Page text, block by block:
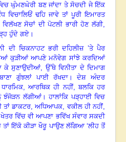
ਘੁੰਮਣਘੇਰੀ ਬਣ ਜਾਂਦਾ ਤੇ ਸੋਚਦੀ ਜੇ ਇੱਕ
ਵਿਚਾਲਿਓਂ ਢਹਿ ਜਾਵੇ ਤਾਂ ਪੂਰੀ ਇਮਾਰਤ
ਵਿਲੱਖਣ ਸੋਚਾਂ ਦੀ ਪੋਟਲੀ ਭਾਰੀ ਹੋਣ ਲੱਗੀ,
ਹੁੰਦੇ ਗਏ ।
ਚਿਕਨਾਹਟ ਭਰੀ ਦਹਿਲੀਜ਼ ’ਤੇ ਪੈਰ
ਕੁੜੀਆਂ ਆਪਣੇ ਮਨੋਵੇਗ ਸਾਂਝੇ ਕਰਦਿਆਂ
ਕੇ ਸੁਣਾਉਦੀਆਂ, ਉੱਥੇ ਵਿਨੀਤਾ ਦੇ ਦਿਮਾਗ
ਗੁੰਝਲਾਂ ਪਾਈ ਰੱਖਦਾ।ਦੇਸ਼ ਅੰਦਰ
ਧਾਰਮਿਕ, ਆਰਥਿਕ ਹੀ ਨਹੀਂ, ਬਲਕਿ ਹਰ
ਝੰਜੋੜਨ ਲੱਗੀਆਂ।ਹਾਲਾਂਕਿ ਪੜ੍ਹਾਈ ਵਿਚ
ਤਾਂ ਡਾਕਟਰ,ਅਧਿਆਪਕ, ਵਕੀਲ ਹੀ ਨਹੀਂ,
ਵਿੱਚ ਵੀ ਆਪਣਾ ਭਵਿੱਖ ਸੰਵਾਰ ਸਕਦੀ
ਇੱਕੋ ਕੀੜਾ ਖੌਰੂ ਪਾਉਣ ਲੱਗਿਆ ‘ਲੀਹ ਤੋਂ